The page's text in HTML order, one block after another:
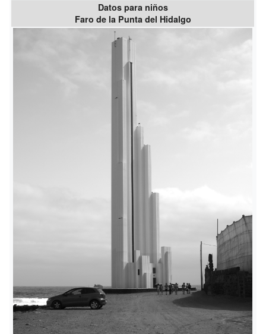
Datos para niños
Faro de la Punta del Hidalgo